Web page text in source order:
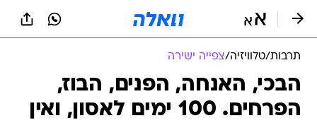
תרבות/טלוויזיה/צפייה ישירה
הבכי, האנחה, הפנים, הבוז,
הפרחים. 100 ימים לאסון, ואין